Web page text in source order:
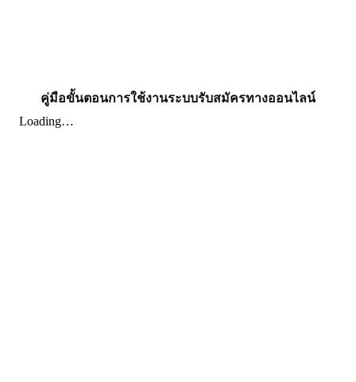
คู่มือขั้นตอนการใช้งานระบบรับสมัครทางออนไลน์